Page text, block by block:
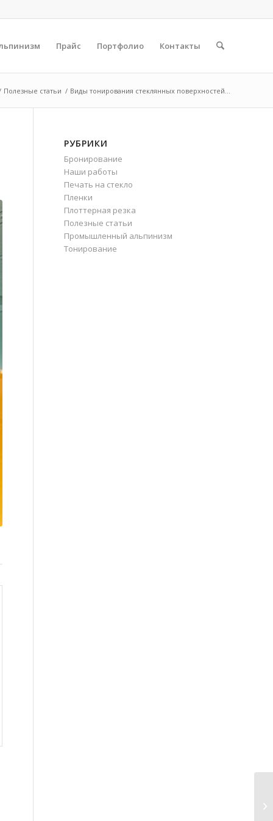
Прайс Портфолио Контакты
Полезные статьи / Виды тонирования стеклянных поверхностей...
РУБРИКИ
Бронирование
Наши работы
Печать на стекло
Пленки
Плоттерная резка
Полезные статьи
Промышленный альпинизм
Тонирование